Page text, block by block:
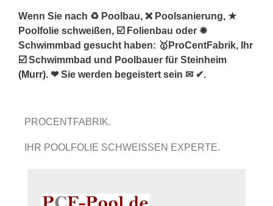
Wenn Sie nach ♻ Poolbau, ❌ Poolsanierung, ★
Poolfolie schweißen, ☑️ Folienbau oder ✹
Schwimmbad gesucht haben: 🥇ProCentFabrik, Ihr
☑️ Schwimmbad und Poolbauer für Steinheim
(Murr). ❤ Sie werden begeistert sein ✉ ✔.
PROCENTFABRIK.
IHR POOLFOLIE SCHWEISSEN EXPERTE.